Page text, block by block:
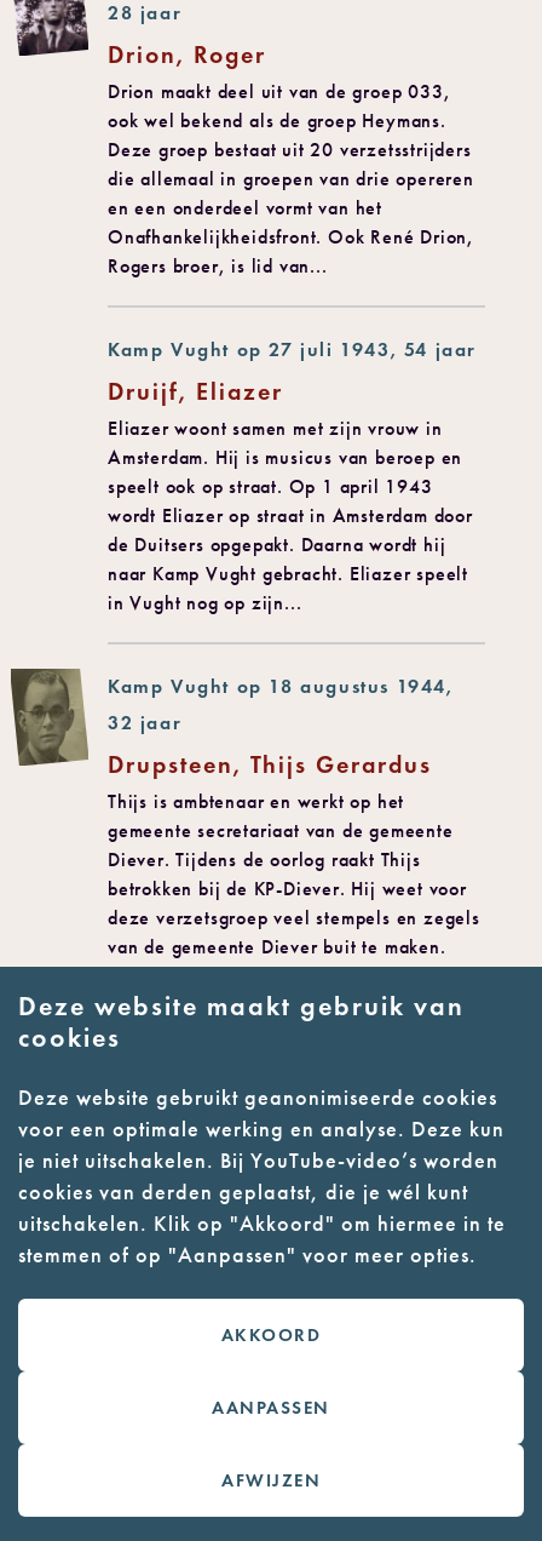
28 jaar
Drion, Roger
Drion maakt deel uit van de groep 033,
ook wel bekend als de groep Heymans.
Deze groep bestaat uit 20 verzetsstrijders
die allemaal in groepen van drie opereren
en een onderdeel vormt van het
Onafhankelijkheidsfront. Ook René Drion,
Rogers broer, is lid van...
Kamp Vught op 27 juli 1943, 54 jaar
Druijf, Eliazer
Eliazer woont samen met zijn vrouw in
Amsterdam. Hij is musicus van beroep en
speelt ook op straat. Op 1 april 1943
wordt Eliazer op straat in Amsterdam door
de Duitsers opgepakt. Daarna wordt hij
naar Kamp Vught gebracht. Eliazer speelt
in Vught nog op zijn...
Kamp Vught op 18 augustus 1944,
32 jaar
Drupsteen, Thijs Gerardus
Thijs is ambtenaar en werkt op het
gemeente secretariaat van de gemeente
Diever. Tijdens de oorlog raakt Thijs
betrokken bij de KP-Diever. Hij weet voor
deze verzetsgroep veel stempels en zegels
van de gemeente Diever buit te maken.
27 jaar
Duuren, Lodewijk van
Lodewijk van Duuren is de zoon van een
hervormde vader, die zijn geloof vaarwel
zegt voor zijn gereformeerde vrouw. In
1920 verhuist het echtpaar, dat inmiddels
gaat Van Duuren...
Deze website maakt gebruik van
cookies
Deze website gebruikt geanonimiseerde cookies
voor een optimale werking en analyse. Deze kun
je niet uitschakelen. Bij YouTube-video’s worden
cookies van derden geplaatst, die je wél kunt
uitschakelen. Klik op "Akkoord" om hiermee in te
stemmen of op "Aanpassen" voor meer opties.
AKKOORD
AANPASSEN
AFWIJZEN